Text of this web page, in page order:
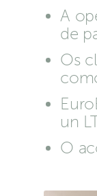
A
de
Os
un
O